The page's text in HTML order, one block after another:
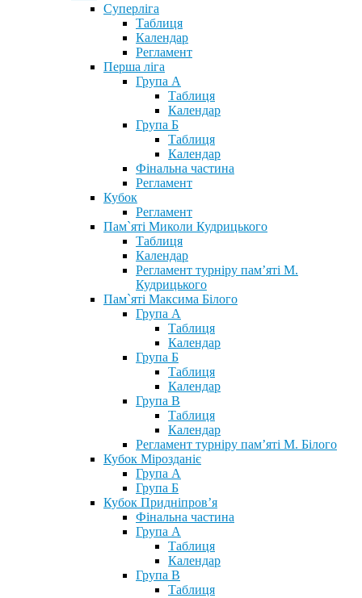
Суперліга
Таблиця
Календар
Регламент
Перша ліга
Група А
Таблиця
Календар
Група Б
Таблиця
Календар
Фінальна частина
Регламент
Кубок
Регламент
Пам`яті Миколи Кудрицького
Таблиця
Календар
Регламент турніру пам’яті М.
Кудрицького
Пам`яті Максима Білого
Група А
Таблиця
Календар
Група Б
Таблиця
Календар
Група В
Таблиця
Календар
Регламент турніру пам’яті М. Білого
Кубок Мірозданіє
Група А
Група Б
Кубок Придніпров’я
Фінальна частина
Група А
Таблиця
Календар
Група В
Таблиця